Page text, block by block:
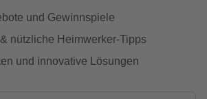
und Gewinnspiele
nützliche Heimwerker-Tipps
und innovative Lösungen